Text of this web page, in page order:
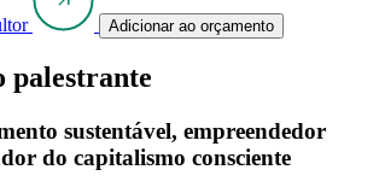
Adicionar ao orçamento
palestrante
sustentável, empreendedor
do capitalismo consciente